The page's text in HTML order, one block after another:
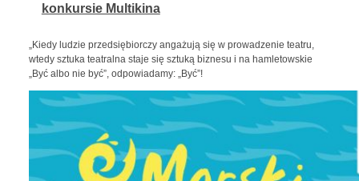
konkursie Multikina
„Kiedy ludzie przedsiębiorczy angażują się w prowadzenie teatru,
wtedy sztuka teatralna staje się sztuką biznesu i na hamletowskie
„Być albo nie być”, odpowiadamy: „Być”!